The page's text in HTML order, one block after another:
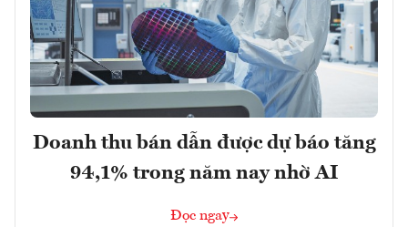
Doanh thu bán dẫn được dự báo tăng
94,1% trong năm nay nhờ AI
Đọc ngay